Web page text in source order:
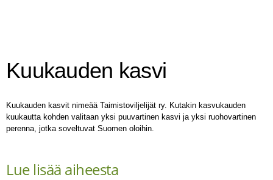
Kuukauden kasvi
Kuukauden kasvit nimeää Taimistoviljelijät ry. Kutakin kasvukauden
kuukautta kohden valitaan yksi puuvartinen kasvi ja yksi ruohovartinen
perenna, jotka soveltuvat Suomen oloihin.
Lue lisää aiheesta